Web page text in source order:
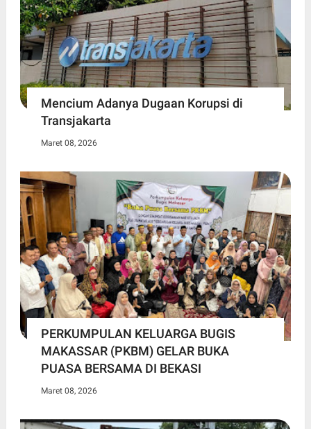
Mencium Adanya Dugaan Korupsi di
Transjakarta
Maret 08, 2026
PERKUMPULAN KELUARGA BUGIS
MAKASSAR (PKBM) GELAR BUKA
PUASA BERSAMA DI BEKASI
Maret 08, 2026